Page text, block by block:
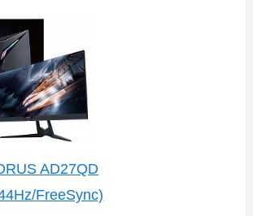
AD27QD
FreeSync)